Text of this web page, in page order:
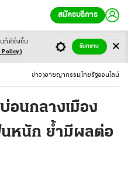
สมัครบริการ
ข่าว อาชญากรรม ไทยรัฐออนไลน์
อนกลางเมือง
หนัก ย้ำมีผลต่อ
นที่ดียิ่งขึ้น
Policy)
รับทราบ